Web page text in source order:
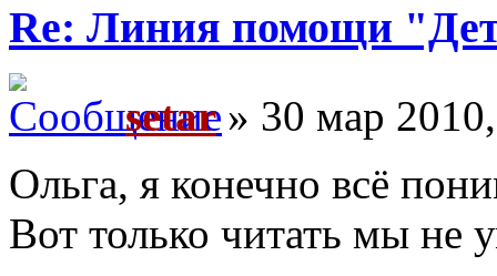
Re: Линия помощи
setar» 30 мар
Ольга, я конечно всё
Вот только читать мы не